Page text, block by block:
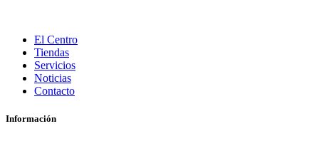
El Centro
Tiendas
Servicios
Noticias
Contacto
Información